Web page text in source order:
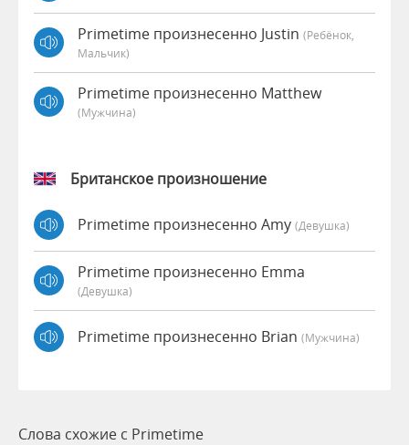
Primetime произнесенно Justin (Ребёнок,
Мальчик)
Primetime произнесенно Matthew
(мужчина)
Британское произношение
Primetime произнесенно Amy (девушка)
Primetime произнесенно Emma
(девушка)
Primetime произнесенно Brian (мужчина)
Слова схожие с Primetime